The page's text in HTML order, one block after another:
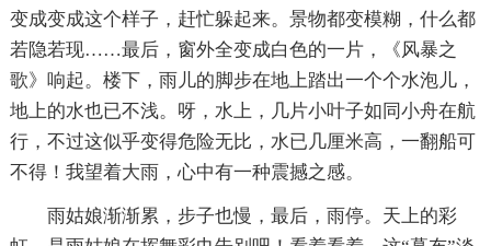
变成变成这个样子，赶忙躲起来。景物都变模糊，什么都
若隐若现……最后，窗外全变成白色的一片，《风暴之
歌》响起。楼下，雨儿的脚步在地上踏出一个个水泡儿，
地上的水也已不浅。呀，水上，几片小叶子如同小舟在航
行，不过这似乎变得危险无比，水已几厘米高，一翻船可
不得！我望着大雨，心中有一种震撼之感。
雨姑娘渐渐累，步子也慢，最后，雨停。天上的彩